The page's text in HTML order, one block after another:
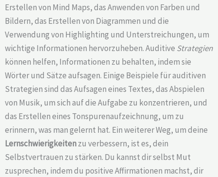
Erstellen von Mind Maps, das Anwenden von Farben und
Bildern, das Erstellen von Diagrammen und die
Verwendung von Highlighting und Unterstreichungen, um
wichtige Informationen hervorzuheben. Auditive Strategien
können helfen, Informationen zu behalten, indem sie
Wörter und Sätze aufsagen. Einige Beispiele für auditiven
Strategien sind das Aufsagen eines Textes, das Abspielen
von Musik, um sich auf die Aufgabe zu konzentrieren, und
das Erstellen eines Tonspurenaufzeichnung, um zu
erinnern, was man gelernt hat. Ein weiterer Weg, um deine
Lernschwierigkeitenzu verbessern, ist es, dein
Selbstvertrauen zu stärken. Du kannst dir selbst Mut
zusprechen, indem du positive Affirmationen machst, dir